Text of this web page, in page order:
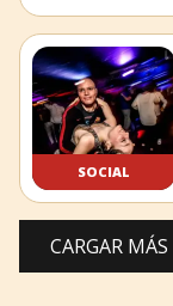
SOCIAL
CARGAR